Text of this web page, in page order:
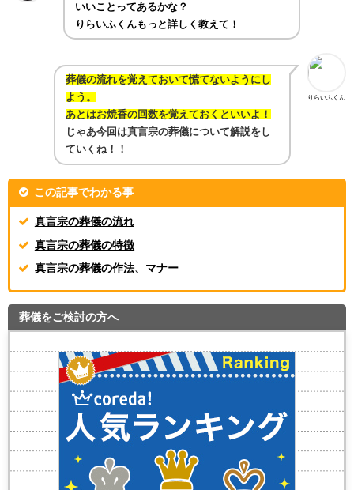
いいことってあるかな？
りらいふくんもっと詳しく教えて！
りらいふくん
葬儀の流れを覚えておいて慌てないようにし
よう。
あとはお焼香の回数を覚えておくといいよ！
じゃあ今回は真言宗の葬儀について解説をし
ていくね！！
この記事でわかる事
真言宗の葬儀の流れ
真言宗の葬儀の特徴
真言宗の葬儀の作法、マナー
葬儀をご検討の方へ